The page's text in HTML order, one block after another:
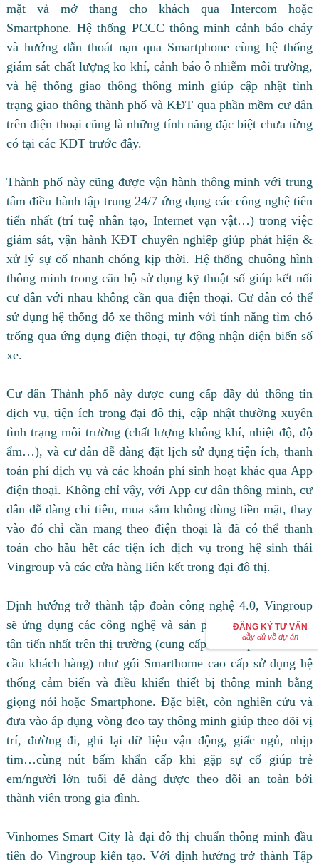
mặt và mở thang cho khách qua Intercom hoặc
Smartphone. Hệ thống PCCC thông minh cảnh báo cháy
và hướng dẫn thoát nạn qua Smartphone cùng hệ thống
giám sát chất lượng ko khí, cảnh báo ô nhiễm môi trường,
và hệ thống giao thông thông minh giúp cập nhật tình
trạng giao thông thành phố và KĐT qua phần mềm cư dân
trên điện thoại cũng là những tính năng đặc biệt chưa từng
có tại các KĐT trước đây.
Thành phố này cũng được vận hành thông minh với trung
tâm điều hành tập trung 24/7 ứng dụng các công nghệ tiên
tiến nhất (trí tuệ nhân tạo, Internet vạn vật…) trong việc
giám sát, vận hành KĐT chuyên nghiệp giúp phát hiện &
xử lý sự cố nhanh chóng kịp thời. Hệ thống chuông hình
thông minh trong căn hộ sử dụng kỹ thuật số giúp kết nối
cư dân với nhau không cần qua điện thoại. Cư dân có thể
sử dụng hệ thống đỗ xe thông minh với tính năng tìm chỗ
trống qua ứng dụng điện thoại, tự động nhận diện biển số
xe.
Cư dân Thành phố này được cung cấp đầy đủ thông tin
dịch vụ, tiện ích trong đại đô thị, cập nhật thường xuyên
tình trạng môi trường (chất lượng không khí, nhiệt độ, độ
ẩm…), và cư dân dễ dàng đặt lịch sử dụng tiện ích, thanh
toán phí dịch vụ và các khoản phí sinh hoạt khác qua App
điện thoại. Không chỉ vậy, với App cư dân thông minh, cư
dân dễ dàng chi tiêu, mua sắm không dùng tiền mặt, thay
vào đó chỉ cần mang theo điện thoại là đã có thể thanh
toán cho hầu hết các tiện ích dịch vụ trong hệ sinh thái
Vingroup và các cửa hàng liên kết trong đại đô thị.
Định hướng trở thành tập đoàn công nghệ 4.0, Vingroup
sẽ ứng dụng các công nghệ và sản phẩm công nghệ cao
tân tiến nhất trên thị trường (cung cấp có thu phí theo nhu
cầu khách hàng) như gói Smarthome cao cấp sử dụng hệ
thống cảm biến và điều khiển thiết bị thông minh bằng
giọng nói hoặc Smartphone. Đặc biệt, còn nghiên cứu và
đưa vào áp dụng vòng đeo tay thông minh giúp theo dõi vị
trí, đường đi, ghi lại dữ liệu vận động, giấc ngủ, nhịp
tim…cùng nút bấm khẩn cấp khi gặp sự cố giúp trẻ
em/người lớn tuổi dễ dàng được theo dõi an toàn bởi
thành viên trong gia đình.
Vinhomes Smart City là đại đô thị chuẩn thông minh đầu
tiên do Vingroup kiến tạo. Với định hướng trở thành Tập
ĐĂNG KÝ TƯ VẤN
đầy đủ về dự án